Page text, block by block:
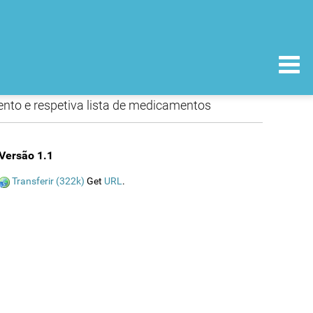
e respetiva lista de medicamentos
1.1
Transferir (322k) Get URL.